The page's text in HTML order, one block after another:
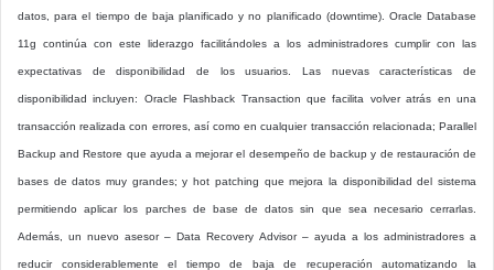
datos, para el tiempo de baja planificado y no planificado (downtime). Oracle Database
11g continúa con este liderazgo facilitándoles a los administradores cumplir con las
expectativas de disponibilidad de los usuarios. Las nuevas características de
disponibilidad incluyen: Oracle Flashback Transaction que facilita volver atrás en una
transacción realizada con errores, así como en cualquier transacción relacionada; Parallel
Backup and Restore que ayuda a mejorar el desempeño de backup y de restauración de
bases de datos muy grandes; y hot patching que mejora la disponibilidad del sistema
permitiendo aplicar los parches de base de datos sin que sea necesario cerrarlas.
Además, un nuevo asesor – Data Recovery Advisor – ayuda a los administradores a
reducir considerablemente el tiempo de baja de recuperación automatizando la